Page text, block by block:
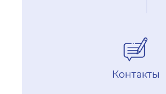
Контакты